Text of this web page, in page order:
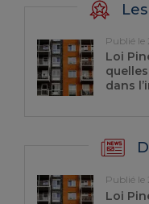
Publié
Loi
dans
Publié
Loi